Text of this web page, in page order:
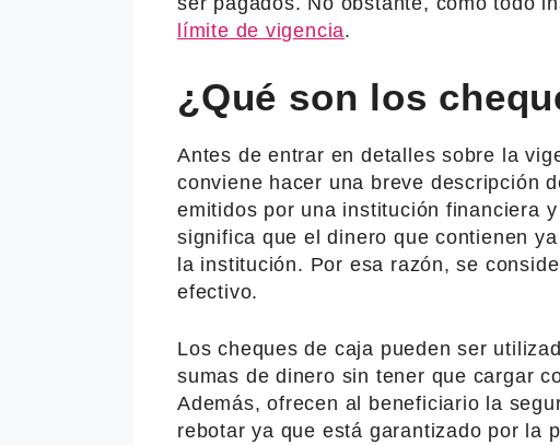
límite de vigencia.
¿Qué son los
Antes de entrar en detalles sobre la
conviene hacer una breve descripción
emitidos por una institución financiera
significa que el dinero que contienen
la institución. Por esa razón, se
efectivo.
Los cheques de caja pueden ser
sumas de dinero sin tener que cargar
Además, ofrecen al beneficiario la
rebotar ya que está garantizado por la